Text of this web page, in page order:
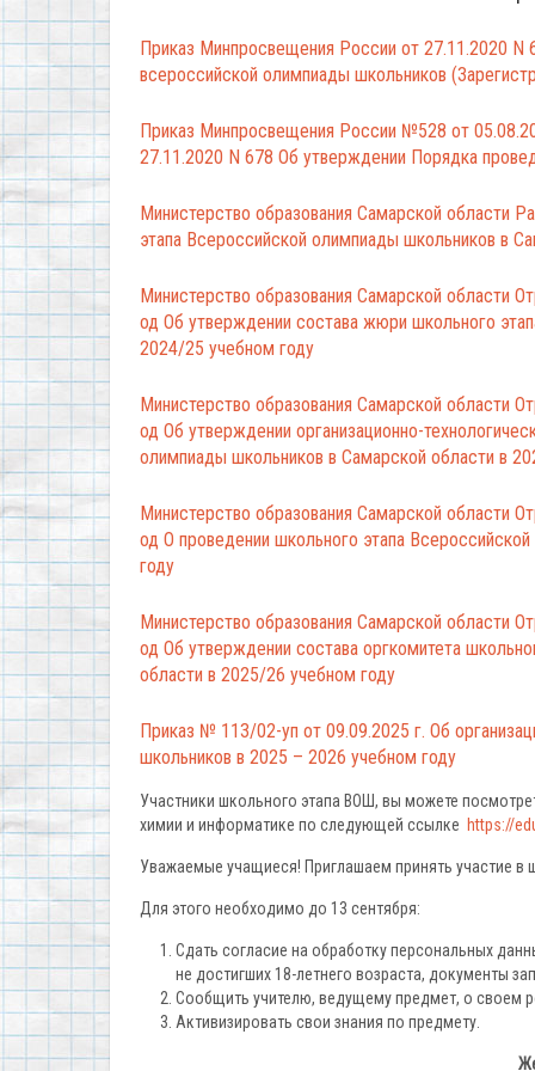
Приказ Минпросвещения России от 27.11.2020
всероссийской олимпиады школьников
Приказ Минпросвещения России №528 от
27.11.2020 N 678 Об утверждении Порядка
Министерство образования Самарской области
этапа Всероссийской олимпиады школьников в
Министерство образования Самарской области
од Об утверждении состава жюри школьного
2024/25 учебном году
Министерство образования Самарской области
од Об утверждении организационно-
олимпиады школьников в Самарской области в
Министерство образования Самарской области
од О проведении школьного этапа
году
Министерство образования Самарской области
од Об утверждении состава оргкомитета
области в 2025/26 учебном году
Приказ № 113/02-уп от 09.09.2025 г. Об
школьников в 2025 – 2026 учебном году
Участники школьного этапа ВОШ, вы можете
химии и информатике по следующей ссылке https://
Уважаемые учащиеся! Приглашаем принять участие
Для этого необходимо до 13 сентября:
Сдать согласие на обработку персональных
не достигших 18-летнего возраста, документы
Сообщить учителю, ведущему предмет, о своем
Активизировать свои знания по предмету.